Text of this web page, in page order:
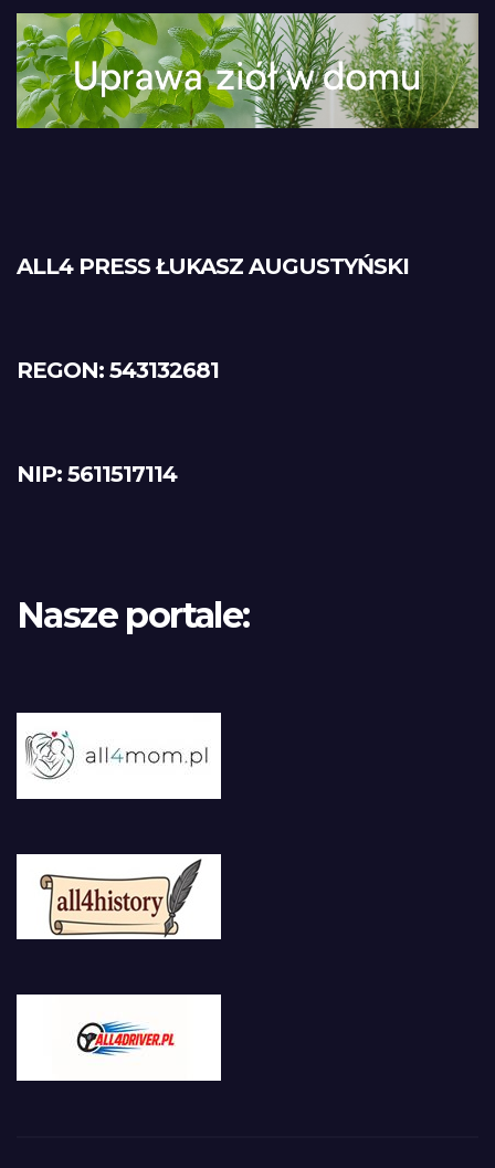
ALL4 PRESS ŁUKASZ AUGUSTYŃSKI
REGON: 543132681
NIP: 5611517114
Nasze portale: